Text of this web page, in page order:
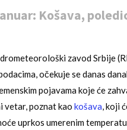
Košava,
zavod Srbije
očekuje se danas
pojavama koje će
vetar, poznat kao košava, koji
uprkos umerenim